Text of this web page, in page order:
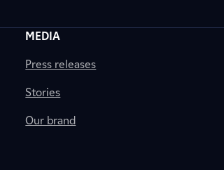
MEDIA
Press releases
Stories
Our brand